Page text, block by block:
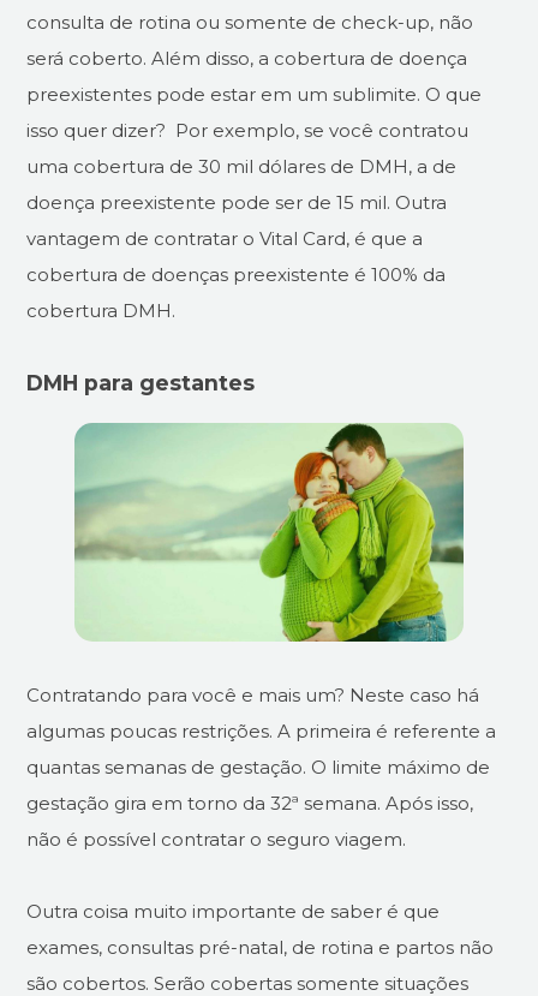
consulta de rotina ou somente de check-up, não
será coberto. Além disso, a cobertura de doença
preexistentes pode estar em um sublimite. O que
isso quer dizer? Por exemplo, se você contratou
uma cobertura de 30 mil dólares de DMH, a de
doença preexistente pode ser de 15 mil. Outra
vantagem de contratar o Vital Card, é que a
cobertura de doenças preexistente é 100% da
cobertura DMH.
DMH para gestantes
Contratando para você e mais um? Neste caso há
algumas poucas restrições. A primeira é referente a
quantas semanas de gestação. O limite máximo de
gestação gira em torno da 32ª semana. Após isso,
não é possível contratar o seguro viagem.
Outra coisa muito importante de saber é que
exames, consultas pré-natal, de rotina e partos não
são cobertos. Serão cobertas somente situações